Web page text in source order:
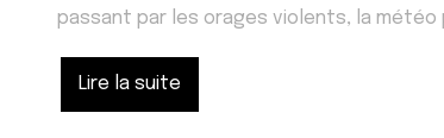
passant par les orages violents, la
Lire la suite